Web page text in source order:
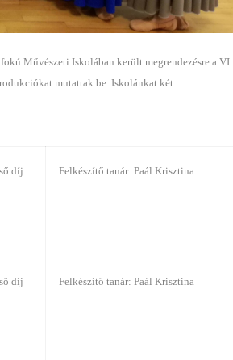
Művészeti Iskolában került megrendezésre a VI.
mutattak be. Iskolánkat két
díj Felkészítő tanár: Paál Krisztina
díj Felkészítő tanár: Paál Krisztina